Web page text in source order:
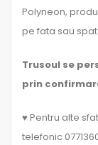
Polyneon,
pe fata sau
Trusoul se
prin
♥ Pentru alte
telefonic